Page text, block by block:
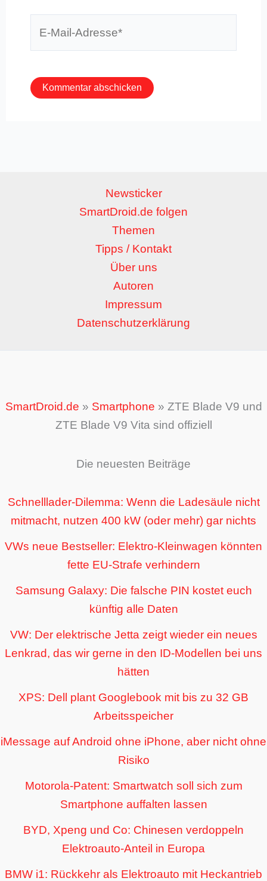
Newsticker
SmartDroid.de folgen
Themen
Tipps / Kontakt
Über uns
Autoren
Impressum
Datenschutzerklärung
SmartDroid.de » Smartphone » ZTE Blade V9 und
ZTE Blade V9 Vita sind offiziell
Die neuesten Beiträge
Schnelllader-Dilemma: Wenn die Ladesäule nicht
mitmacht, nutzen 400 kW (oder mehr) gar nichts
VWs neue Bestseller: Elektro-Kleinwagen könnten
fette EU-Strafe verhindern
Samsung Galaxy: Die falsche PIN kostet euch
künftig alle Daten
VW: Der elektrische Jetta zeigt wieder ein neues
Lenkrad, das wir gerne in den ID-Modellen bei uns
hätten
XPS: Dell plant Googlebook mit bis zu 32 GB
Arbeitsspeicher
iMessage auf Android ohne iPhone, aber nicht ohne
Risiko
Motorola-Patent: Smartwatch soll sich zum
Smartphone auffalten lassen
BYD, Xpeng und Co: Chinesen verdoppeln
Elektroauto-Anteil in Europa
BMW i1: Rückkehr als Elektroauto mit Heckantrieb